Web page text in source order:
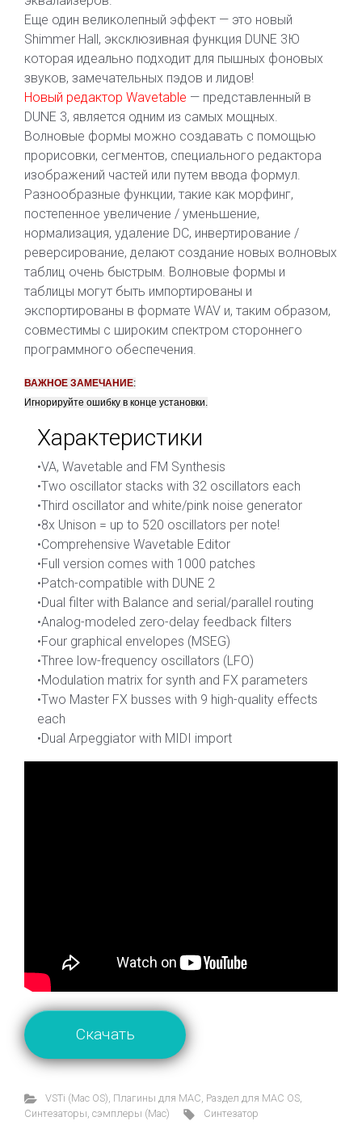
Еще один великолепный эффект — это новый
Shimmer Hall, эксклюзивная функция DUNE 3Ю
которая идеально подходит для пышных фоновых
звуков, замечательных пэдов и лидов!
Новый редактор Wavetable — представленный в
DUNE 3, является одним из самых мощных.
Волновые формы можно создавать с помощью
прорисовки, сегментов, специального редактора
изображений частей или путем ввода формул.
Разнообразные функции, такие как морфинг,
постепенное увеличение / уменьшение,
нормализация, удаление DC, инвертирование /
реверсирование, делают создание новых волновых
таблиц очень быстрым. Волновые формы и
таблицы могут быть импортированы и
экспортированы в формате WAV и, таким образом,
совместимы с широким спектром стороннего
программного обеспечения.
ВАЖНОЕ ЗАМЕЧАНИЕ:
Игнорируйте ошибку в конце установки.
Характеристики
•VA, Wavetable and FM Synthesis
•Two oscillator stacks with 32 oscillators each
•Third oscillator and white/pink noise generator
•8x Unison = up to 520 oscillators per note!
•Comprehensive Wavetable Editor
•Full version comes with 1000 patches
•Patch-compatible with DUNE 2
•Dual filter with Balance and serial/parallel routing
•Analog-modeled zero-delay feedback filters
•Four graphical envelopes (MSEG)
•Three low-frequency oscillators (LFO)
•Modulation matrix for synth and FX parameters
•Two Master FX busses with 9 high-quality effects
each
•Dual Arpeggiator with MIDI import
Скачать
VSTi (Mac OS), Плагины для MAC, Раздел для MAC OS,
Синтезаторы, сэмплеры (Mac)
Синтезатор